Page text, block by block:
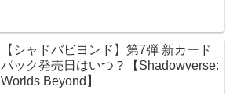
【シャドバビヨンド】第7弾 新カード
パック発売日はいつ？【Shadowverse:
Worlds Beyond】